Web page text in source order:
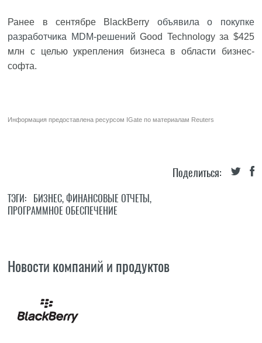
Ранее в сентябре BlackBerry объявила о покупке
разработчика MDM-решений Good Technology за $425
млн с целью укрепления бизнеса в области бизнес-
софта.
Информация предоставлена ресурсом IGate по материалам Reuters
Поделиться:
ТЭГИ: БИЗНЕС,ФИНАНСОВЫЕ ОТЧЕТЫ,
ПРОГРАММНОЕ ОБЕСПЕЧЕНИЕ
Новости компаний и продуктов